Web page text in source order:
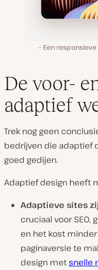
Een responsieve
De voor-
adaptief
Trek nog geen
bedrijven die adaptief
goed gedijen.
Adaptief design heeft
Adaptieve sites
cruciaal voor SEO,
en het kost
paginaversie te
design metsnelle